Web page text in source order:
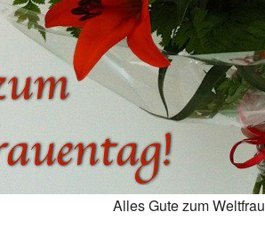
Alles Gute zum